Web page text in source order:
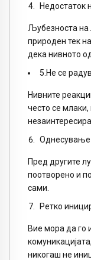
Недостаток
Љубезноста на
природен тек
дека нивното
5.Не се
Нивните
често се
Однесување
Пред другите
поотворено и
сами.
Ретко
Вие мора да го
никогаш не